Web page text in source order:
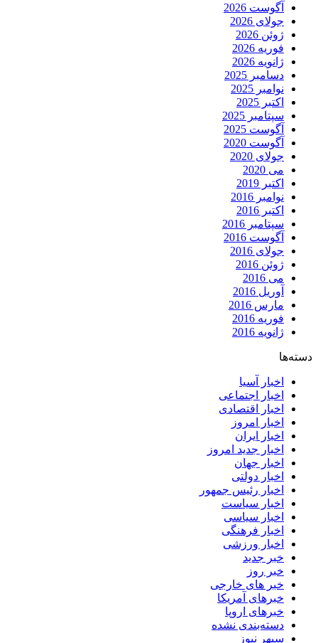
آگوست 2026
جولای 2026
ژوئن 2026
فوریه 2026
ژانویه 2026
دسامبر 2025
نوامبر 2025
اکتبر 2025
سپتامبر 2025
آگوست 2025
آگوست 2020
جولای 2020
می 2020
اکتبر 2019
نوامبر 2016
اکتبر 2016
سپتامبر 2016
آگوست 2016
جولای 2016
ژوئن 2016
می 2016
آوریل 2016
مارس 2016
فوریه 2016
ژانویه 2016
دسته‌ها
اخبار آسیا
اخبار اجتماعی
اخبار اقتصادی
اخبار امروز
اخبار ایران
اخبار جدید امروز
اخبار جهان
اخبار دولتی
اخبار رئیس جمهور
اخبار سیاست
اخبار سیاسی
اخبار فرهنگی
اخبار ورزشی
خبر جدید
خبر روز
خبر های خارجی
خبرهای آمریکا
خبرهای اروپا
دسته‌بندی نشده
سپهر نیوز